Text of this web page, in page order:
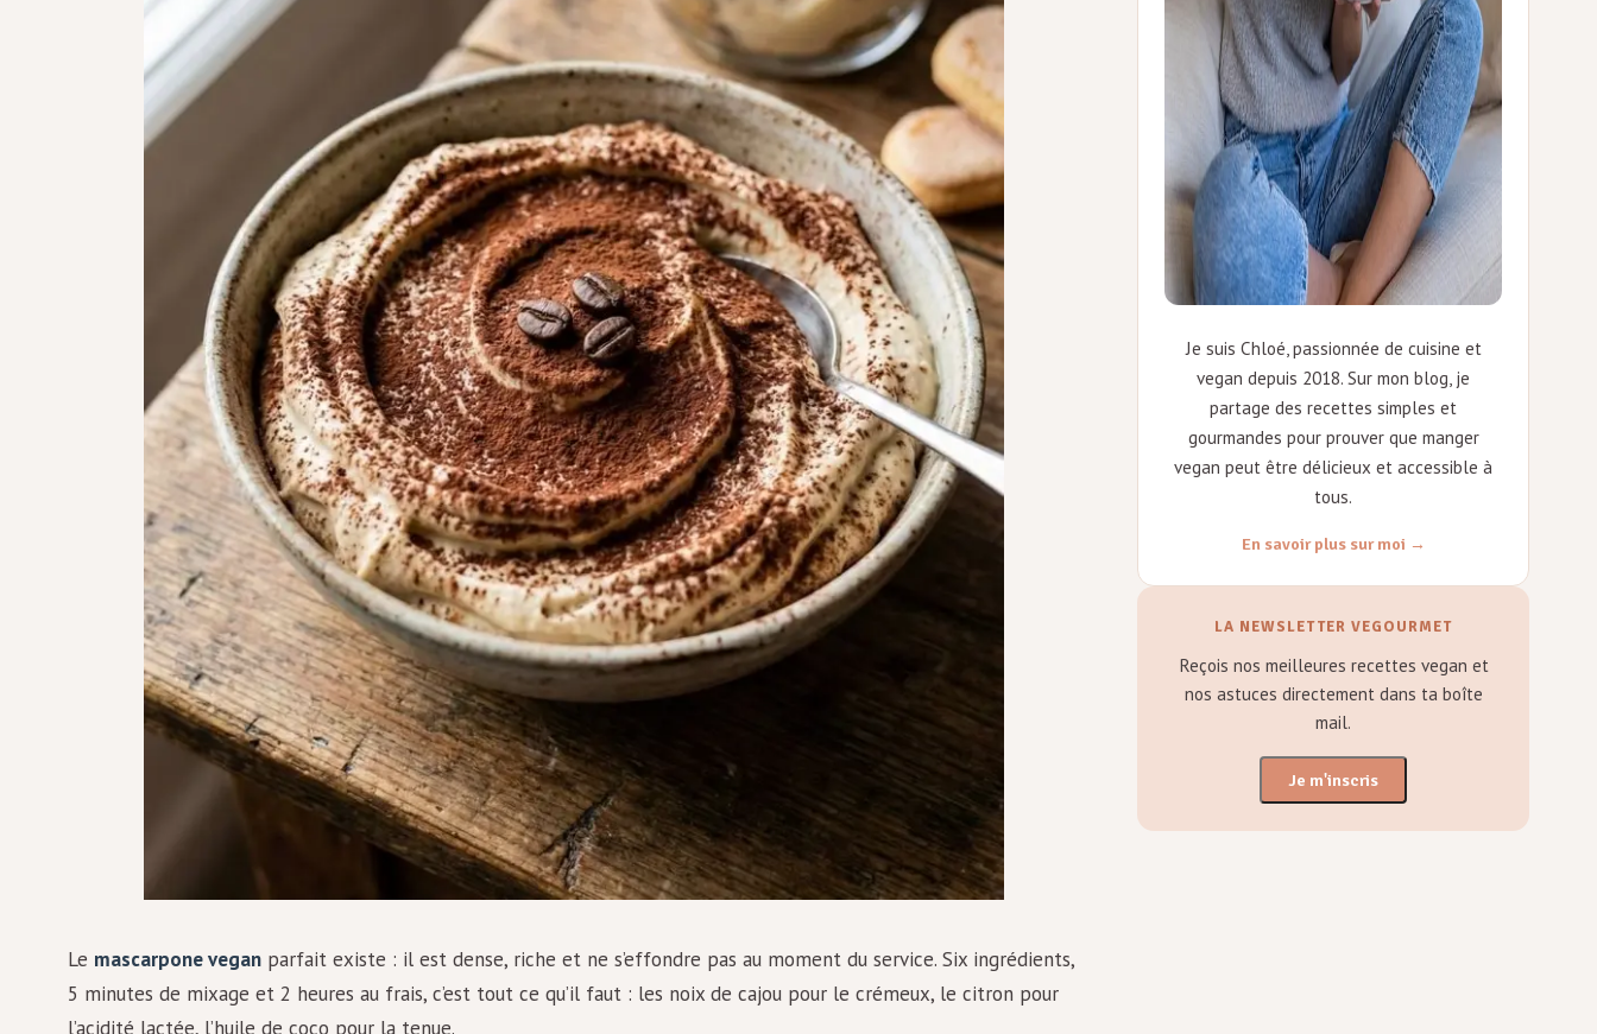
Le mascarpone vegan parfait existe : il est dense, riche et ne s’effondre pas au moment du service. Six ingrédients,
5 minutes de mixage et 2 heures au frais, c’est tout ce qu’il faut : les noix de cajou pour le crémeux, le citron pour
l’acidité lactée, l’huile de coco pour la tenue.
Je suis Chloé, passionnée de cuisine et
vegan depuis 2018. Sur mon blog, je
partage des recettes simples et
gourmandes pour prouver que manger
vegan peut être délicieux et accessible à
tous.
En savoir plus sur moi →
LA NEWSLETTER VEGOURMET
Reçois nos meilleures recettes vegan et
nos astuces directement dans ta boîte
mail.
Je m'inscris